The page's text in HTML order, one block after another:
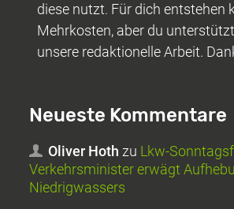
diese nutzt. Für dich entstehen
Mehrkosten, aber du
unsere redaktionelle Arbeit.
Neueste Kommentare
Oliver Hoth zu Lkw-
Verkehrsminister erwägt
Niedrigwassers